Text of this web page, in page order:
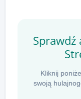
Kliknij
swoją